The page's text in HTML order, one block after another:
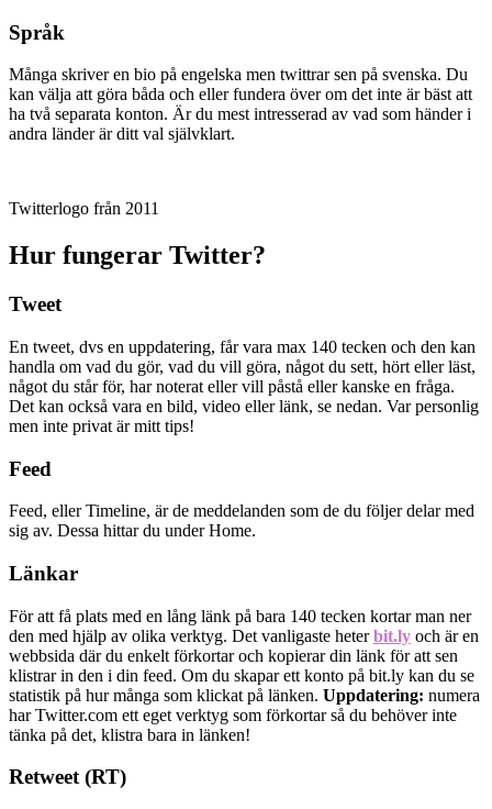
Språk
Många skriver en bio på engelska men twittrar sen på svenska. Du
kan välja att göra båda och eller fundera över om det inte är bäst att
ha två separata konton. Är du mest intresserad av vad som händer i
andra länder är ditt val självklart.
Twitterlogo från 2011
Hur fungerar Twitter?
Tweet
En tweet, dvs en uppdatering, får vara max 140 tecken och den kan
handla om vad du gör, vad du vill göra, något du sett, hört eller läst,
något du står för, har noterat eller vill påstå eller kanske en fråga.
Det kan också vara en bild, video eller länk, se nedan. Var personlig
men inte privat är mitt tips!
Feed
Feed, eller Timeline, är de meddelanden som de du följer delar med
sig av. Dessa hittar du under Home.
Länkar
För att få plats med en lång länk på bara 140 tecken kortar man ner
den med hjälp av olika verktyg. Det vanligaste heterbit.ly och är en
webbsida där du enkelt förkortar och kopierar din länk för att sen
klistrar in den i din feed. Om du skapar ett konto på bit.ly kan du se
statistik på hur många som klickat på länken. Uppdatering: numera
har Twitter.com ett eget verktyg som förkortar så du behöver inte
tänka på det, klistra bara in länken!
Retweet (RT)